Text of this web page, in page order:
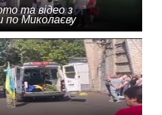
та відео з
по Миколаєву